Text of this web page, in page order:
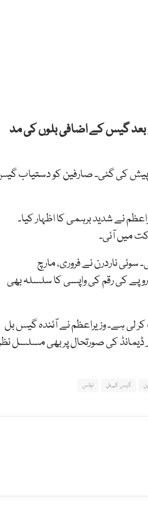
بعد گیس کے اضافی بلوں کی مد
پیش کی گئی۔ صارفین کو دستیاب
نے شدید برہمی کا اظہار کیا۔
میں آئی۔
واپس کرے گی۔ سوئی ناردرن نے فروری، مارچ
صارفین کوواپس کردیئے ہیں جب کہ مزید 463 ملین روپے کی رقم کی واپسی کا سلسلہ بھی
لی ہے۔ وزیراعظم نے آئندہ گیس بل
ڈیمانڈ کی صورتحال پر بھی مسلسل
گیس کےبل نوٹس